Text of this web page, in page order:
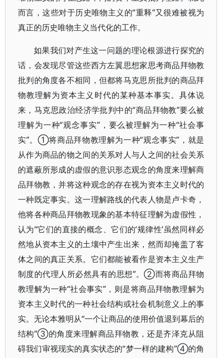
而言，这些对于历史唯物主义的“重释”又很难被视为
真正的历史唯物主义当代化的工作。
如果我们对产生这一问题的理论根源进行探究的
话，会发现尽管这些西方左翼思想家思考商品拜物教
批判的角度各不相同，但都将马克思所批判的商品拜
物教理解为资本主义时代的某种基本事实。具体说
来，马克思政治经济学批判中的“商品拜物教”要么被
理解为一种“观念事实”，要么被理解为一种“社会事
实”。①将商品拜物教理解为一种“观念事实”，就是
从作为商品的物之间的关系对人与人之间的社会关系
的遮蔽所形成的虚假的意识形态观念的角度来理解商
品拜物教，并将这种观念的存在视为资本主义时代的
一种既定事实。这一理解路线的代表人物是卢卡奇，
他将各种商品拜物教现象的基本特征理解为虚假性，
认为“它们的直接的概念、它们的‘规律性’虽然同样必
然地从资本主义的土壤中产生出来，然而却掩盖了客
体之间的真正关系。它们都能被看作是资本主义生产
制度的代理人所必然具有的思想”。②而将商品拜物
教理解为一种“社会事实”，则是将商品拜物教理解为
资本主义时代的一种社会结构或社会机制意义上的事
实。无论本雅明从“一个让商品的使用价值退到幕后的
结构”③的角度来理解商品拜物教，还是齐泽克从阻
碍我们审视现实的真实状态的“梦一样的建构”④的角